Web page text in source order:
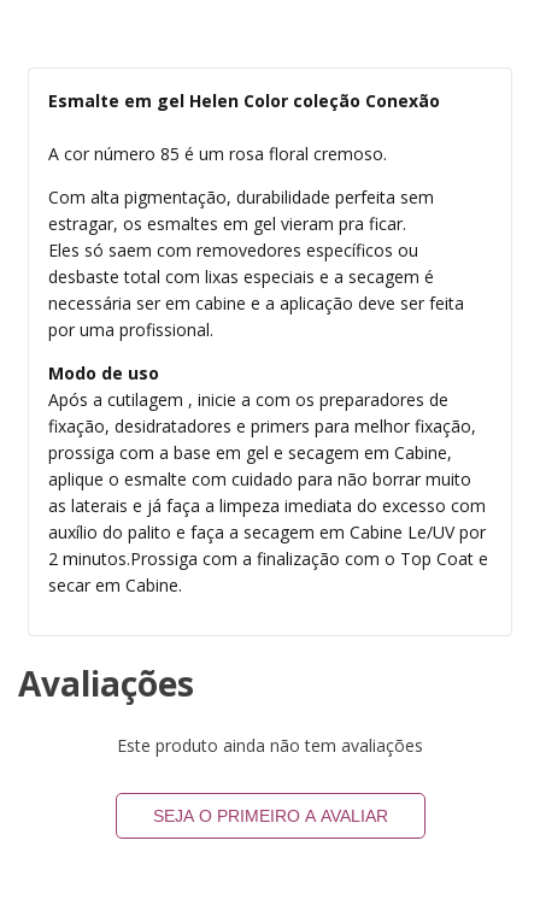
Esmalte em gel Helen Color coleção Conexão
A cor número 85 é um rosa floral cremoso.
Com alta pigmentação, durabilidade perfeita sem
estragar, os esmaltes em gel vieram pra ficar.
Eles só saem com removedores específicos ou
desbaste total com lixas especiais e a secagem é
necessária ser em cabine e a aplicação deve ser feita
por uma profissional.
Modo de uso
Após a cutilagem , inicie a com os preparadores de
fixação, desidratadores e primers para melhor fixação,
prossiga com a base em gel e secagem em Cabine,
aplique o esmalte com cuidado para não borrar muito
as laterais e já faça a limpeza imediata do excesso com
auxílio do palito e faça a secagem em Cabine Le/UV por
2 minutos.Prossiga com a finalização com o Top Coat e
secar em Cabine.
Avaliações
Este produto ainda não tem avaliações
SEJA O PRIMEIRO A AVALIAR